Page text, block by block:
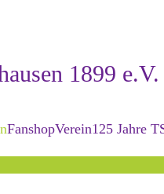
FanshopVerein125 Jahre